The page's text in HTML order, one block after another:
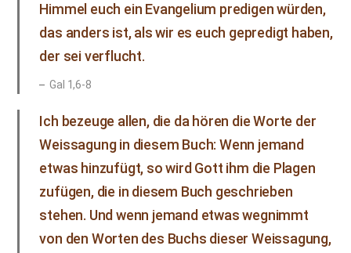
Himmel euch ein Evangelium predigen würden,
das anders ist, als wir es euch gepredigt haben,
der sei verflucht.
Gal 1,6-8
Ich bezeuge allen, die da hören die Worte der
Weissagung in diesem Buch: Wenn jemand
etwas hinzufügt, so wird Gott ihm die Plagen
zufügen, die in diesem Buch geschrieben
stehen. Und wenn jemand etwas wegnimmt
von den Worten des Buchs dieser Weissagung,